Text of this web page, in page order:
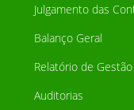
Julgamento das
Balanço Geral
Relatório de Gestão
Auditorias